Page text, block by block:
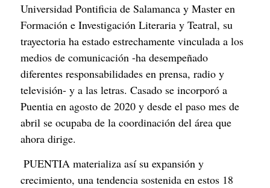
Universidad Pontificia de Salamanca y Master en
Formación e Investigación Literaria y Teatral, su
trayectoria ha estado estrechamente vinculada a los
medios de comunicación -ha desempeñado
diferentes responsabilidades en prensa, radio y
televisión- y a las letras. Casado se incorporó a
Puentia en agosto de 2020 y desde el paso mes de
abril se ocupaba de la coordinación del área que
ahora dirige.
crecimiento, una tendencia sostenida en estos 18